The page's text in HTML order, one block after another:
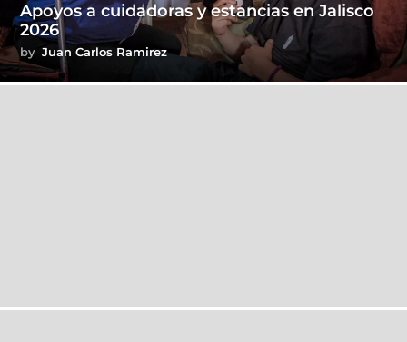
Apoyos a cuidadoras y estancias en Jalisco
2026
by Juan Carlos Ramirez